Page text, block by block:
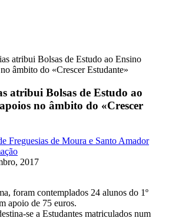
atribui Bolsas de Estudo ao Ensino
âmbito do «Crescer Estudante»
atribui Bolsas de Estudo ao
no âmbito do «Crescer
Freguesias de Moura e Santo Amador
2017
foram contemplados 24 alunos do 1º
apoio de 75 euros.
se a Estudantes matriculados num